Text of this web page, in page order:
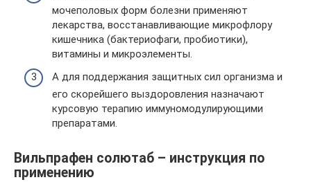
мочеполовых форм болезни применяют
лекарства, восстанавливающие микрофлору
кишечника (бактериофаги, пробиотики),
витамины и микроэлементы.
А для поддержания защитных сил организма и
его скорейшего выздоровления назначают
курсовую терапию иммуномодулирующими
препаратами.
Вильпрафен солютаб – инструкция по
применению